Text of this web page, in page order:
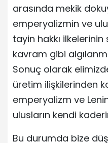
arasında mekik
emperyalizmin ve
tayin hakkı
kavram gibi
Sonuç olarak
üretim ilişkilerinden
emperyalizm ve
ulusların kendi
Bu durumda bize